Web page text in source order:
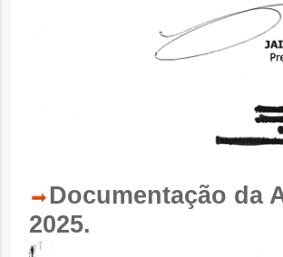
Documentação da
2025.